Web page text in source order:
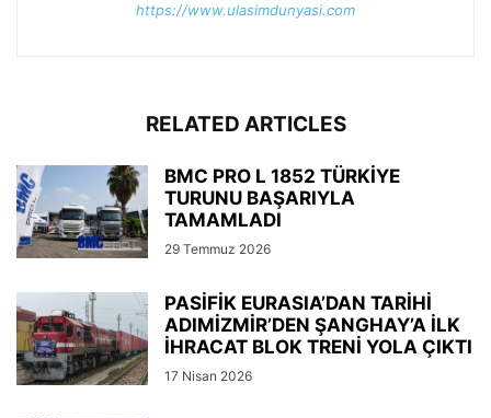
https://www.ulasimdunyasi.com
RELATED ARTICLES
BMC PRO L 1852 TÜRKİYE
TURUNU BAŞARIYLA
TAMAMLADI
29 Temmuz 2026
PASİFİK EURASIA’DAN TARİHİ
ADIMİZMİR’DEN ŞANGHAY’A İLK
İHRACAT BLOK TRENİ YOLA ÇIKTI
17 Nisan 2026